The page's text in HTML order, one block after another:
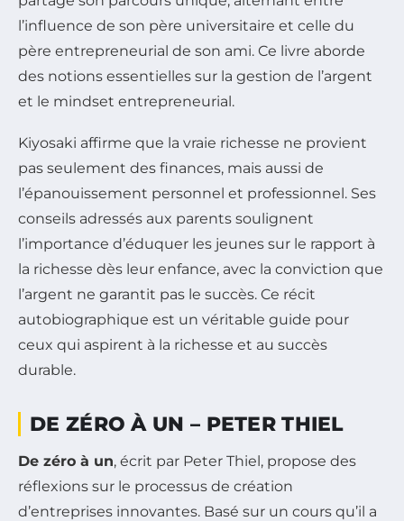
l’influence de son père universitaire et celle du
père entrepreneurial de son ami. Ce livre aborde
des notions essentielles sur la gestion de l’argent
et le mindset entrepreneurial.
Kiyosaki affirme que la vraie richesse ne provient
pas seulement des finances, mais aussi de
l’épanouissement personnel et professionnel. Ses
conseils adressés aux parents soulignent
l’importance d’éduquer les jeunes sur le rapport à
la richesse dès leur enfance, avec la conviction que
l’argent ne garantit pas le succès. Ce récit
autobiographique est un véritable guide pour
ceux qui aspirent à la richesse et au succès
durable.
DE ZÉRO À UN – PETER THIEL
De zéro à un, écrit par Peter Thiel, propose des
réflexions sur le processus de création
d’entreprises innovantes. Basé sur un cours qu’il a